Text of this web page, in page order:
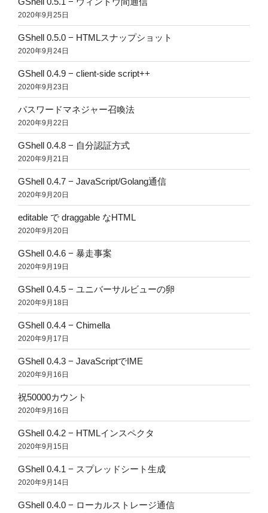
2020年9月25日
GShell 0.5.0 − HTMLスナップショット
2020年9月24日
GShell 0.4.9 − client-side script++
2020年9月23日
パスワードマネジャー召喚法
2020年9月22日
GShell 0.4.8 − 自分認証方式
2020年9月21日
GShell 0.4.7 − JavaScript/Golang通信
2020年9月20日
editable で draggable なHTML
2020年9月20日
GShell 0.4.6 − 暴走事案
2020年9月19日
GShell 0.4.5 − ユニバーサルビューの卵
2020年9月18日
GShell 0.4.4 − Chimella
2020年9月17日
GShell 0.4.3 − JavaScriptでIME
2020年9月16日
祝50000カウント
2020年9月16日
GShell 0.4.2 − HTMLインスペクタ
2020年9月15日
GShell 0.4.1 − スプレッドシート生成
2020年9月14日
GShell 0.4.0 − ローカルストレージ通信